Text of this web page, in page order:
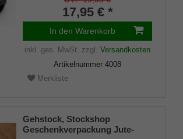
17,95 € *
In den Warenkorb
inkl. ges. MwSt. zzgl. Versandkosten
Artikelnummer 4008
Merkliste
Gehstock, Stockshop
Geschenkverpackung Jute-